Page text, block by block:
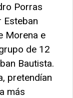
Porras
Esteban
Morena e
de 12
Bautista.
pretendían
más